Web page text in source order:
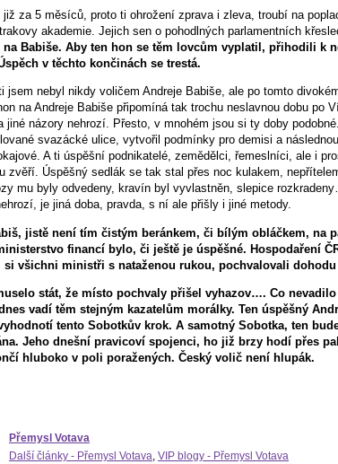
již za 5 měsíců, proto ti ohrožení zprava i zleva, troubí na
akademie. Jejich sen o pohodlných parlamentních
na Babiše. Aby ten hon se těm lovcům vyplatil, přihodili k
v těchto končinách se trestá.
jsem nebyl nikdy voličem Andreje Babiše, ale po tomto
na Andreje Babiše připomíná tak trochu neslavnou dobu po
jiné názory nehrozí. Přesto, v mnohém jsou si ty doby
svazácké ulice, vytvořil podmínky pro demisi a
A ti úspěšní podnikatelé, zemědělci, řemeslníci, ale i
zvěří. Úspěšný sedlák se tak stal přes noc kulakem,
mu byly odvedeny, kravín byl vyvlastněn, slepice
je jiná doba, pravda, s ní ale přišly i jiné metody.
jistě není tím čistým beránkem, či bílým obláčkem, na
financí bylo, či ještě je úspěšné. Hospodaření
si všichni ministři s nataženou rukou, pochvalovali dohodu
stát, že místo pochvaly přišel vyhazov…. Co
vadí těm stejným kazatelům morálky. Ten úspěšný
tento Sobotkův krok. A samotný Sobotka, ten
Jeho dnešní pravicoví spojenci, ho již brzy hodí přes
hluboko v poli poražených. Český volič není hlupák.
Přemysl Votava
Další články - Přemysl Votava, VIP blogy - Přemysl Votava